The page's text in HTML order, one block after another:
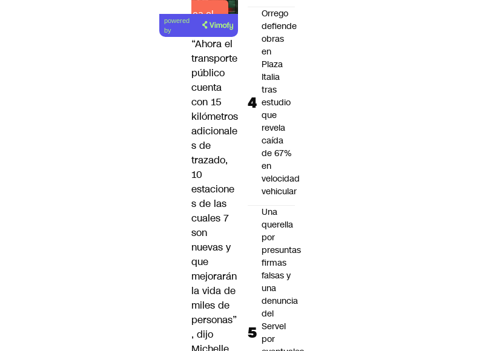
Lea el
artículo
powered
by
“Ahora el
transporte
público
cuenta
con 15
kilómetros
adicionale
s de
trazado,
10
estacione
s de las
cuales 7
son
nuevas y
que
mejorarán
la vida de
miles de
personas”
, dijo
Orrego
defiende
obras
en
Plaza
Italia
tras
estudio
que
revela
caída
de 67%
en
velocidad
vehicular
Una
querella
por
presuntas
firmas
falsas y
una
denuncia
del
Servel
por